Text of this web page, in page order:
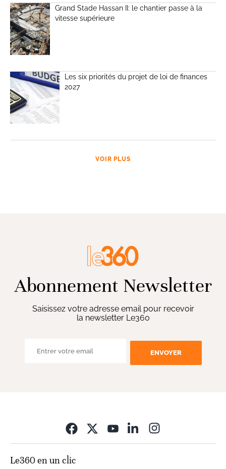
Grand Stade Hassan II: le chantier passe à la
vitesse supérieure
Les six priorités du projet de loi de finances
2027
VOIR PLUS
Abonnement Newsletter
Saisissez votre adresse email pour recevoir
la newsletter Le360
ENVOYER
Le360 en un clic